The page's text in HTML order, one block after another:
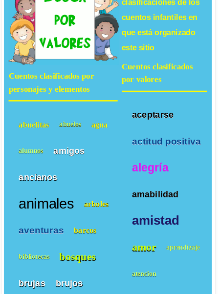
clasificaciones de los
cuentos infantilesen
que está organizado
este sitio
Cuentos clasificados
por valores
aceptarse
actitud positiva
alegría
amabilidad
amistad
amor aprendizaje
atencion
Cuentos clasificados por
personajes y elementos
abuelitas abuelos agua
alumnos amigos
ancianos
animales arboles
aventuras barcos
bibliotecas bosques
brujas brujos